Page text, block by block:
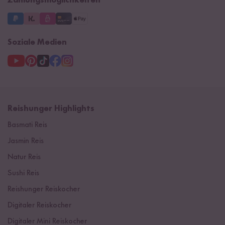
Soziale Medien
Reishunger Highlights
Basmati Reis
Jasmin Reis
Natur Reis
Sushi Reis
Reishunger Reiskocher
Digitaler Reiskocher
Digitaler Mini Reiskocher